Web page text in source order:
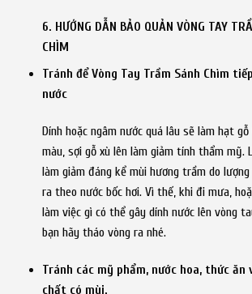
6. HƯỚNG DẪN BẢO QUẢN VÒNG TAY
CHÌM
Tránh để Vòng Tay Trầm Sánh Chìm
nước
Dính hoặc ngâm nước quá lâu sẽ làm hạt
màu, sợi gỗ xù lên làm giảm tính thẩm mỹ.
làm giảm đáng kể mùi hương trầm do
ra theo nước bốc hơi. Vì thế, khi đi mưa,
làm việc gì có thể gây dính nước lên vòng
bạn hãy tháo vòng ra nhé.
Tránh các mỹ phẩm, nước hoa, thức ăn
chất có mùi.